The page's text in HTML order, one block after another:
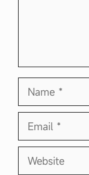
Name
Email
Website